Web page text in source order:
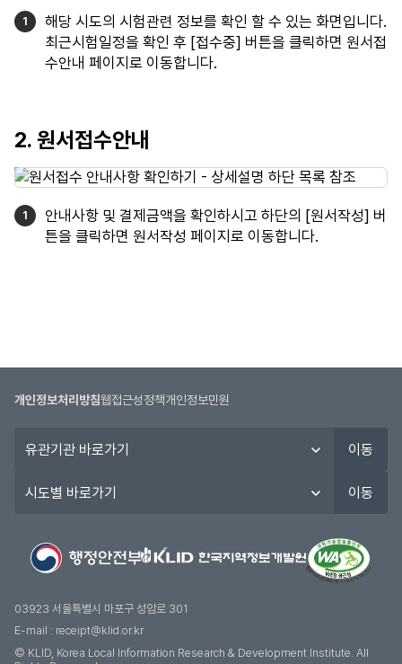
해당 시도의 시험관련 정보를 확인 할 수 있는 화면입니다.
최근시험일정을 확인 후 [접수중] 버튼을 클릭하면 원서접
수안내 페이지로 이동합니다.
2. 원서접수안내
안내사항 및 결제금액을 확인하시고 하단의 [원서작성] 버
튼을 클릭하면 원서작성 페이지로 이동합니다.
개인정보처리방침웹접근성정책개인정보민원
관
이동
도
기
이동
03923 서울특별시 마포구 성암로 301
E-mail : receipt@klid.or.kr
© KLID, Korea Local Information Research & Development Institute. AII